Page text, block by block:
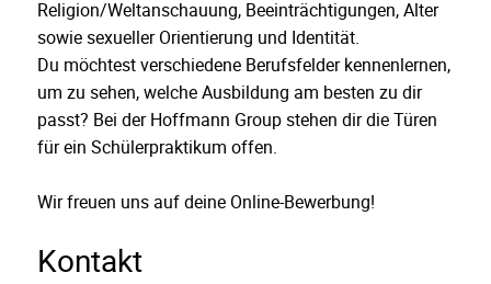
Religion/Weltanschauung, Beeinträchtigungen, Alter
sowie sexueller Orientierung und Identität.
Du möchtest verschiedene Berufsfelder kennenlernen,
um zu sehen, welche Ausbildung am besten zu dir
passt? Bei der Hoffmann Group stehen dir die Türen
für ein Schülerpraktikum offen.
Wir freuen uns auf deine Online-Bewerbung!
Kontakt